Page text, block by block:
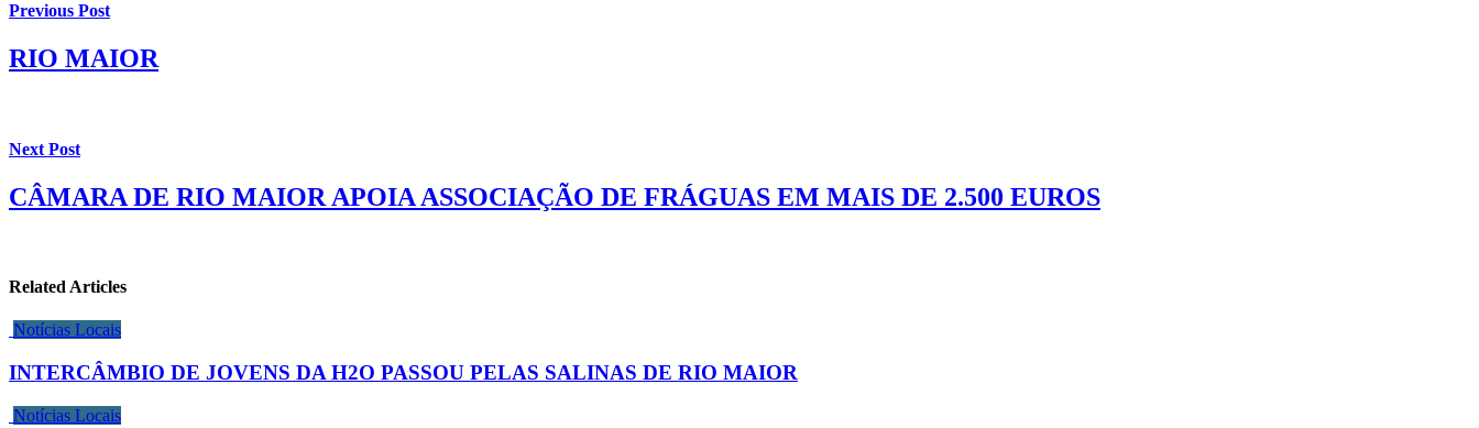
Previous Post
RIO MAIOR
Next Post
CÂMARA DE RIO MAIOR APOIA ASSOCIAÇÃO DE FRÁGUAS EM MAIS DE 2.500 EUROS
Related Articles
Notícias Locais
INTERCÂMBIO DE JOVENS DA H2O PASSOU PELAS SALINAS DE RIO MAIOR
Notícias Locais